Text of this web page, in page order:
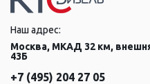
Наш адрес:
Москва, МКАД 32 км,
43Б
+7 (495) 204 27 05